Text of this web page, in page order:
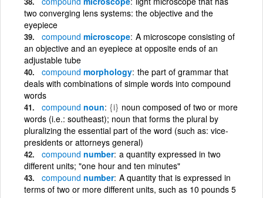
two converging lens systems: the objective and the
eyepiece
compound microscope A microscope consisting of
an objective and an eyepiece at opposite ends of an
adjustable tube
compound morphology the part of grammar that
deals with combinations of simple words into compound
words
compound noun {i} noun composed of two or more
words (i.e.: southeast); noun that forms the plural by
pluralizing the essential part of the word (such as: vice-
presidents or attorneys general)
compound number a quantity expressed in two
different units; "one hour and ten minutes"
compound number A quantity that is expressed in
terms of two or more different units, such as 10 pounds 5